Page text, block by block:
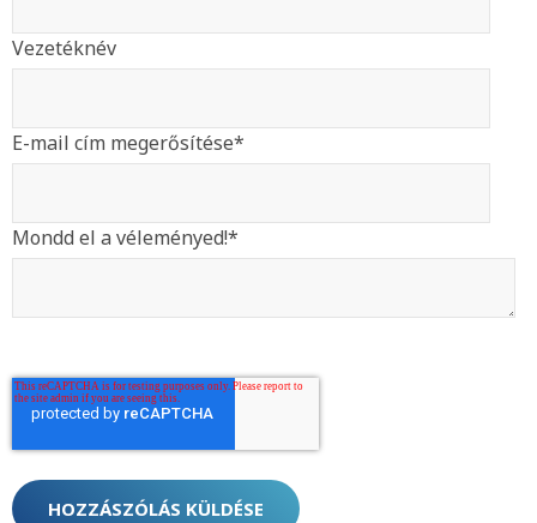
Vezetéknév
E-mail cím megerősítése*
Mondd el a véleményed!*